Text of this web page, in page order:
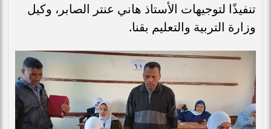
تنفيذًا لتوجيهات الأستاذ هاني عنتر الصابر، وكيل
وزارة التربية والتعليم بقنا.